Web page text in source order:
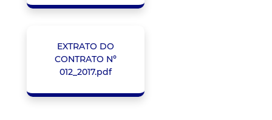
EXTRATO DO
CONTRATO Nº
012_2017.pdf